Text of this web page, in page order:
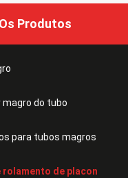
Produtos
do tubo
para tubos magros
rolamento de placon